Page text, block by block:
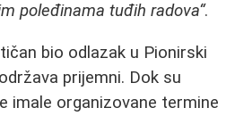
poleđinama tuđih radova“.
bio odlazak u Pionirski
prijemni. Dok su
imale organizovane termine